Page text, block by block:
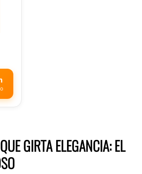
GIRTA ELEGANCIA: EL